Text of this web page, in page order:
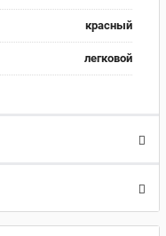
красный
легковой